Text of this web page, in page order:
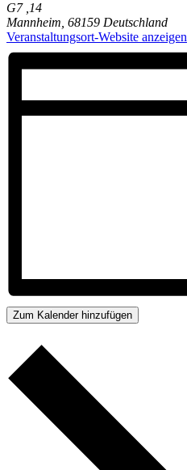
G7 ,14
Mannheim 68159 Deutschland
Veranstaltungsort-Website anzeigen
Zum Kalender hinzufügen